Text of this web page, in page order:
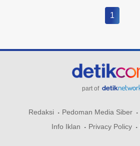
1
part of
Redaksi Pedoman Media Siber
Info Iklan
Privacy Policy